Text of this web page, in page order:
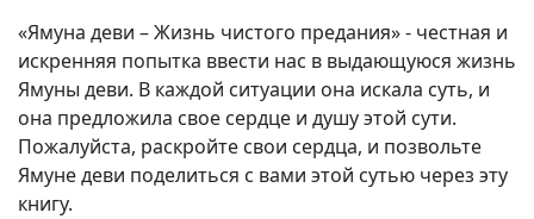
«Ямуна деви – Жизнь чистого предания» - честная и
искренняя попытка ввести нас в выдающуюся жизнь
Ямуны деви. В каждой ситуации она искала суть, и
она предложила свое сердце и душу этой сути.
Пожалуйста, раскройте свои сердца, и позвольте
Ямуне деви поделиться с вами этой сутью через эту
книгу.